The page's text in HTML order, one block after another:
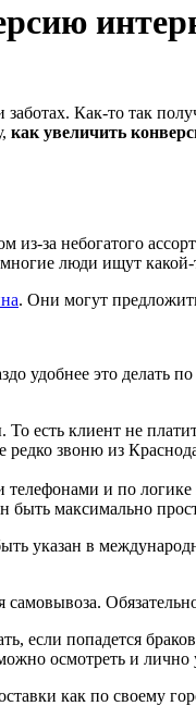
Как-то так
как увеличить
из-за небогатого
люди ищут
. Они могут
удобнее это делать
есть клиент не
звоню из
и по
максимально
указан в
самовывоза.
если попадется
осмотреть и лично
как по своему